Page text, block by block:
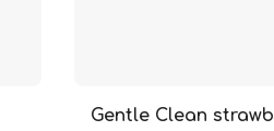
Gentle Clean